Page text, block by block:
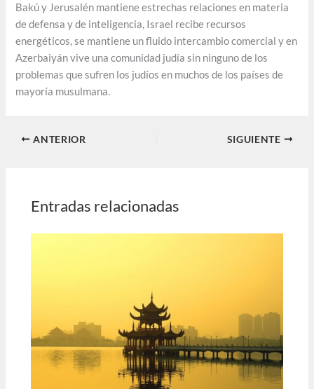
Bakú y Jerusalén mantiene estrechas relaciones en materia
de defensa y de inteligencia, Israel recibe recursos
energéticos, se mantiene un fluido intercambio comercial y en
Azerbaiyán vive una comunidad judía sin ninguno de los
problemas que sufren los judíos en muchos de los países de
mayoría musulmana.
ANTERIOR SIGUIENTE
Entradas relacionadas